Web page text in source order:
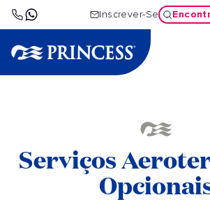
Inscrever-Se
Serviços